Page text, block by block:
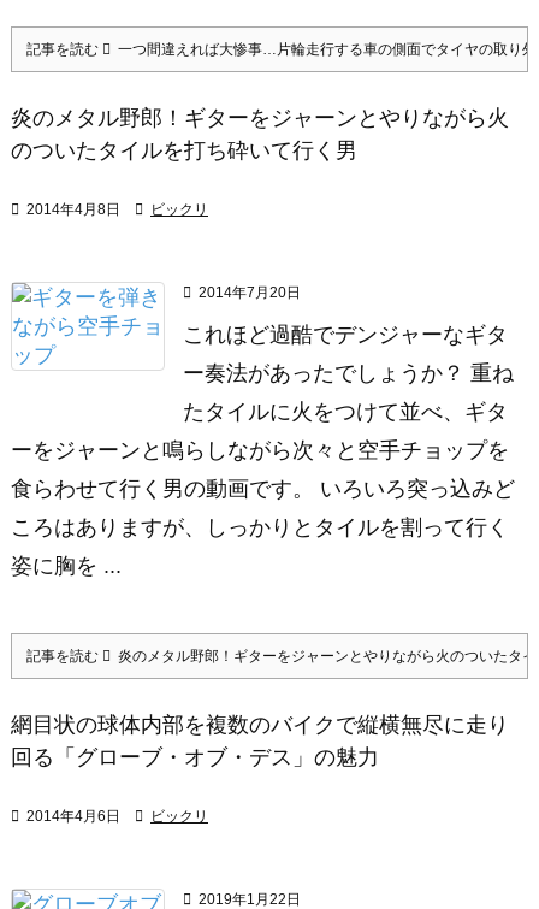
記事を読む 一つ間違えれば大惨事…片輪走行する車の側面でタイヤの取り
炎のメタル野郎！ギターをジャーンとやりながら火
のついたタイルを打ち砕いて行く男
 2014年4月8日  ビックリ
 2014年7月20日
これほど過酷でデンジャーなギタ
ー奏法があったでしょうか？ 重ね
たタイルに火をつけて並べ、ギタ
ーをジャーンと鳴らしながら次々と空手チョップを
食らわせて行く男の動画です。 いろいろ突っ込みど
ころはありますが、しっかりとタイルを割って行く
姿に胸を ...
記事を読む 炎のメタル野郎！ギターをジャーンとやりながら火のついたタ
網目状の球体内部を複数のバイクで縦横無尽に走り
回る「グローブ・オブ・デス」の魅力
 2014年4月6日  ビックリ
 2019年1月22日